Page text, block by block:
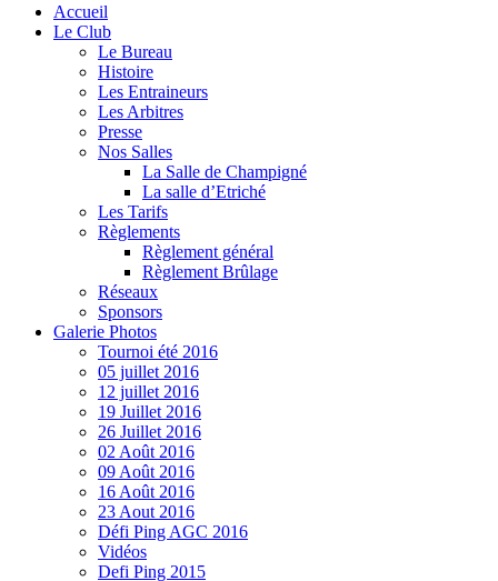
Accueil
Le Club
Le Bureau
Histoire
Les Entraineurs
Les Arbitres
Presse
Nos Salles
La Salle de Champigné
La salle d’Etriché
Les Tarifs
Règlements
Règlement général
Règlement Brûlage
Réseaux
Sponsors
Galerie Photos
Tournoi été 2016
05 juillet 2016
12 juillet 2016
19 Juillet 2016
26 Juillet 2016
02 Août 2016
09 Août 2016
16 Août 2016
23 Aout 2016
Défi Ping AGC 2016
Vidéos
Defi Ping 2015